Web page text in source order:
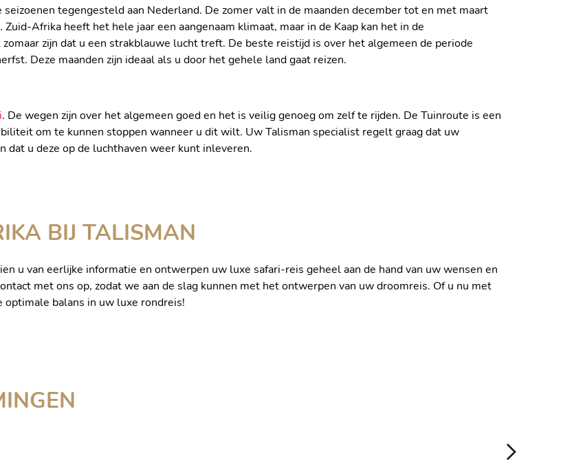
tegengesteld aan Nederland. De zomer valt in de maanden december tot en met maart
Afrika heeft het hele jaar een aangenaam klimaat, maar in de Kaap kan het in de
zijn dat u een strakblauwe lucht treft. De beste reistijd is over het algemeen de periode
Deze maanden zijn ideaal als u door het gehele land gaat reizen.
. De wegen zijn over het algemeen goed en het is veilig genoeg om zelf te rijden. De Tuinroute is een
om te kunnen stoppen wanneer u dit wilt. Uw Talisman specialist regelt graag dat uw
u deze op de luchthaven weer kunt inleveren.
BIJ TALISMAN
u van eerlijke informatie en ontwerpen uw luxe safari-reis geheel aan de hand van uw wensen en
met ons op, zodat we aan de slag kunnen met het ontwerpen van uw droomreis. Of u nu met
balans in uw luxe rondreis!